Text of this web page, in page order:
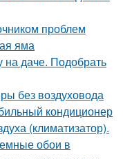
проблем
яма
на даче. Подобрать
без воздуховода
кондиционер
(климатизатор).
обои в